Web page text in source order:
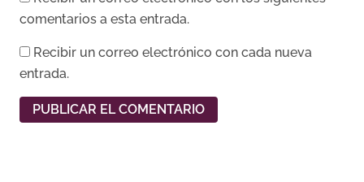
comentarios a esta entrada.
Recibir un correo electrónico con cada nueva
entrada.